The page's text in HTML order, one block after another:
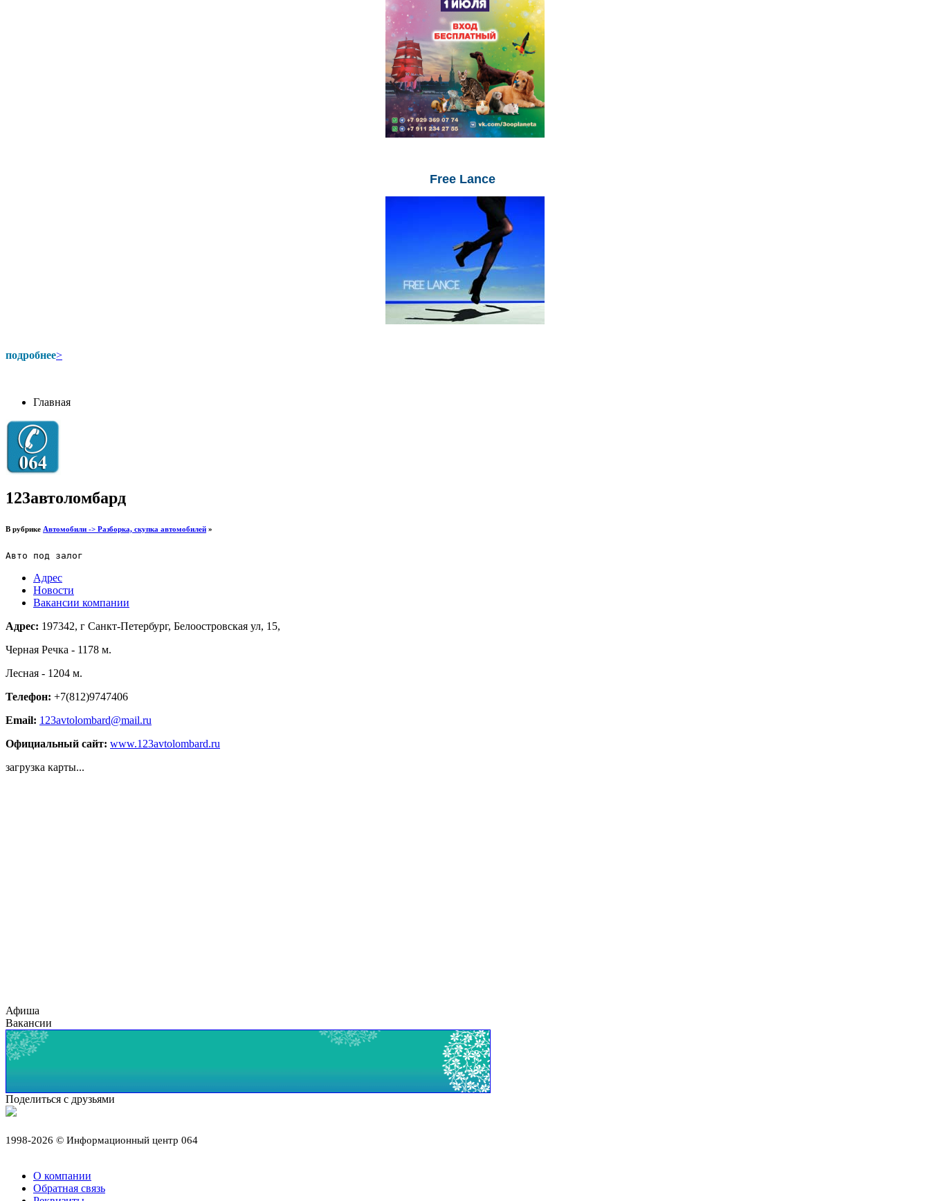
Free Lance
подробнее>
Главная
123автоломбард
В рубрике Автомобили -> Разборка, скупка автомобилей »
Адрес
Новости
Вакансии компании
Адрес: 197342, г Санкт-Петербург, Белоостровская ул, 15,
Черная Речка - 1178 м.
Лесная - 1204 м.
Телефон: +7(812)9747406
Email: 123avtolombard@mail.ru
Официальный сайт: www.123avtolombard.ru
загрузка карты...
Афиша
Вакансии
Поделиться с друзьями
1998-2026 © Информационный центр 064
О компании
Обратная связь